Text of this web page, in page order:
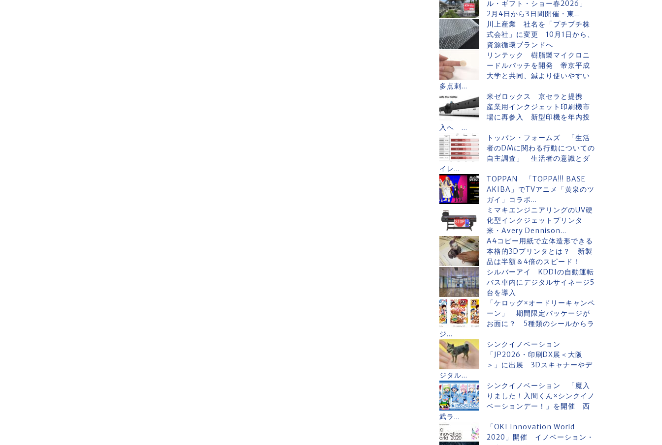
ル・ギフト・ショー春2026」
2月4日から3日間開催・東...
川上産業 社名を「プチプチ株
式会社」に変更 10月1日から、
資源循環ブランドへ
リンテック 樹脂製マイクロニ
ードルパッチを開発 帝京平成
大学と共同、鍼より使いやすい
多点刺...
米ゼロックス 京セラと提携
産業用インクジェット印刷機市
場に再参入 新型印機を年内投
入へ ...
トッパン・フォームズ 「生活
者のDMに関わる行動についての
自主調査」 生活者の意識とダ
イレ...
TOPPAN 「TOPPA!!! BASE
AKIBA」でTVアニメ「黄泉のツ
ガイ」コラボ...
ミマキエンジニアリングのUV硬
化型インクジェットプリンタ
米・Avery Dennison...
A4コピー用紙で立体造形できる
本格的3Dプリンタとは？ 新製
品は半額＆4倍のスピード！
シルバーアイ KDDIの自動運転
バス車内にデジタルサイネージ5
台を導入
「ケロッグ×オードリーキャンペ
ーン」 期間限定パッケージが
お面に？ 5種類のシールからラ
ジ...
シンクイノベーション
「JP2026・印刷DX展＜大阪
＞」に出展 3Dスキャナーやデ
ジタル...
シンクイノベーション 「魔入
りました！入間くん×シンクイノ
ベーションデー！」を開催 西
武ラ...
「OKI Innovation World
2020」開催 イノベーション・